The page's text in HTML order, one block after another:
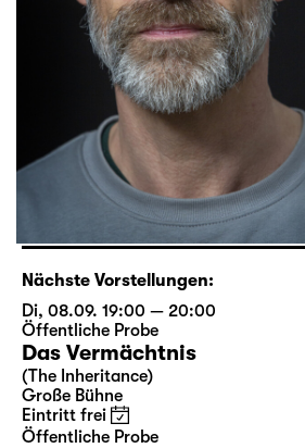
Nächste Vorstellungen:
Di, 08.09. 19:00 — 20:00
Öffentliche Probe
Das Vermächtnis
(The Inheritance)
Große Bühne
Eintritt frei
Öffentliche Probe